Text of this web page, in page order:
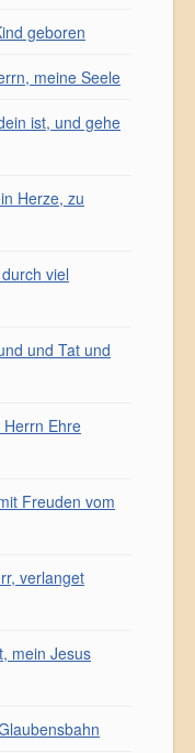
geboren
meine Seele
ist, und gehe
Herze, zu
viel
und Tat und
Ehre
Freuden vom
verlanget
mein Jesus